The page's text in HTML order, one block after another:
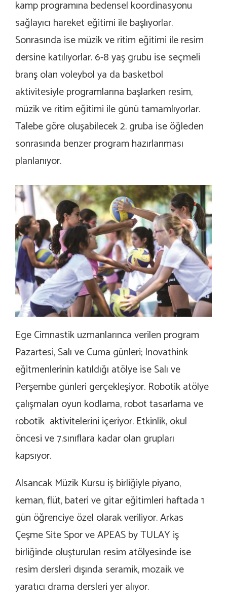
kamp programına bedensel koordinasyonu
sağlayıcı hareket eğitimi ile başlıyorlar.
Sonrasında ise müzik ve ritim eğitimi ile resim
dersine katılıyorlar. 6-8 yaş grubu ise seçmeli
branş olan voleybol ya da basketbol
aktivitesiyle programlarına başlarken resim,
müzik ve ritim eğitimi ile günü tamamlıyorlar.
Talebe göre oluşabilecek 2. gruba ise öğleden
sonrasında benzer program hazırlanması
planlanıyor.
Ege Cimnastik uzmanlarınca verilen program
Pazartesi, Salı ve Cuma günleri; Inovathink
eğitmenlerinin katıldığı atölye ise Salı ve
Perşembe günleri gerçekleşiyor. Robotik atölye
çalışmaları oyun kodlama, robot tasarlama ve
robotik aktivitelerini içeriyor. Etkinlik, okul
öncesi ve 7.sınıflara kadar olan grupları
kapsıyor.
Alsancak Müzik Kursu iş birliğiyle piyano,
keman, flüt, bateri ve gitar eğitimleri haftada 1
gün öğrenciye özel olarak veriliyor. Arkas
Çeşme Site Spor ve APEAS by TULAY iş
birliğinde oluşturulan resim atölyesinde ise
resim dersleri dışında seramik, mozaik ve
yaratıcı drama dersleri yer alıyor.